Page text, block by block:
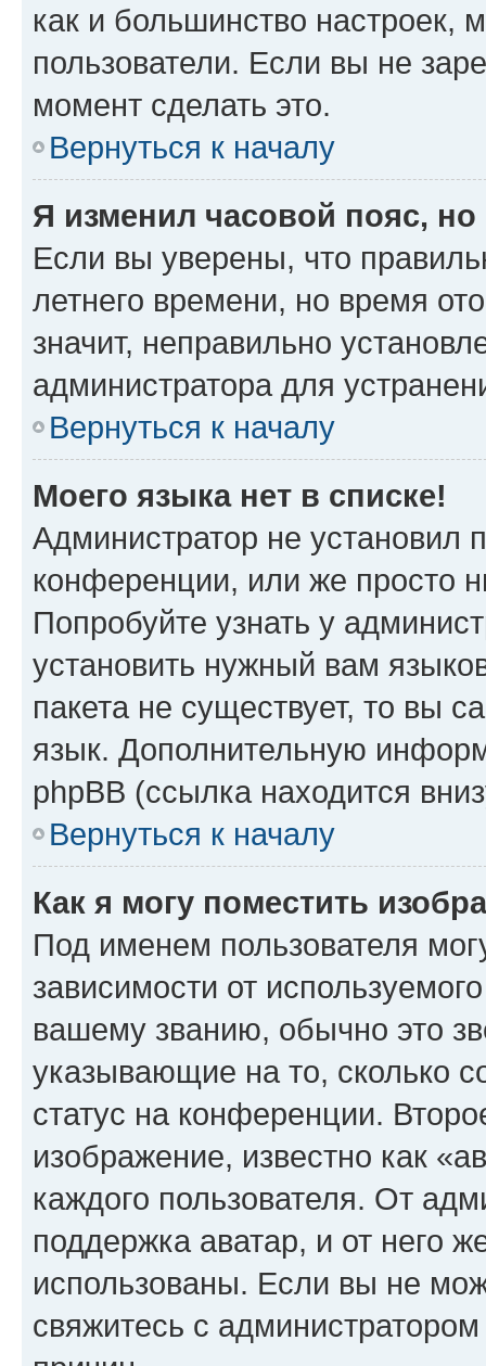
как и большинство настроек,
пользователи. Если вы не
момент сделать это.
Вернуться к началу
Я изменил часовой пояс,
Если вы уверены, что
летнего времени, но время
значит, неправильно
администратора для
Вернуться к началу
Моего языка нет в списке!
Администратор не установил
конференции, или же просто
Попробуйте узнать у
установить нужный вам
пакета не существует, то вы
язык. Дополнительную
phpBB (ссылка находится
Вернуться к началу
Как я могу поместить
Под именем пользователя
зависимости от
вашему званию, обычно это
указывающие на то, сколько
статус на конференции.
изображение, известно как
каждого пользователя. От
поддержка аватар, и от него
использованы. Если вы не
свяжитесь с